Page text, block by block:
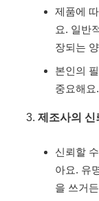
제품에
요. 일반
장되는
본인의
중요해요.
제조사의 신
신뢰할
아요. 유
을 쓰거